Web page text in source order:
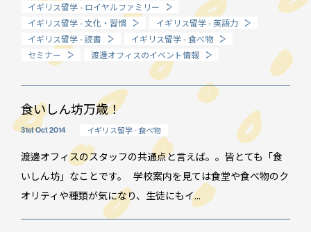
How long?
期間で選ぶ留学
イギリス留学 - ロイヤルファミリー
イギリス留学 - 文化・習慣
イギリス留学 - 英語力
イギリス留学 - 読書
イギリス留学 - 食べ物
セミナー
渡邊オフィスのイベント情報
食いしん坊万歳！
31st Oct 2014 イギリス留学 - 食べ物
渡邊オフィスのスタッフの共通点と言えば。。皆とても「食
いしん坊」なことです。 学校案内を見ては食堂や食べ物のク
オリティや種類が気になり、生徒にもイ...